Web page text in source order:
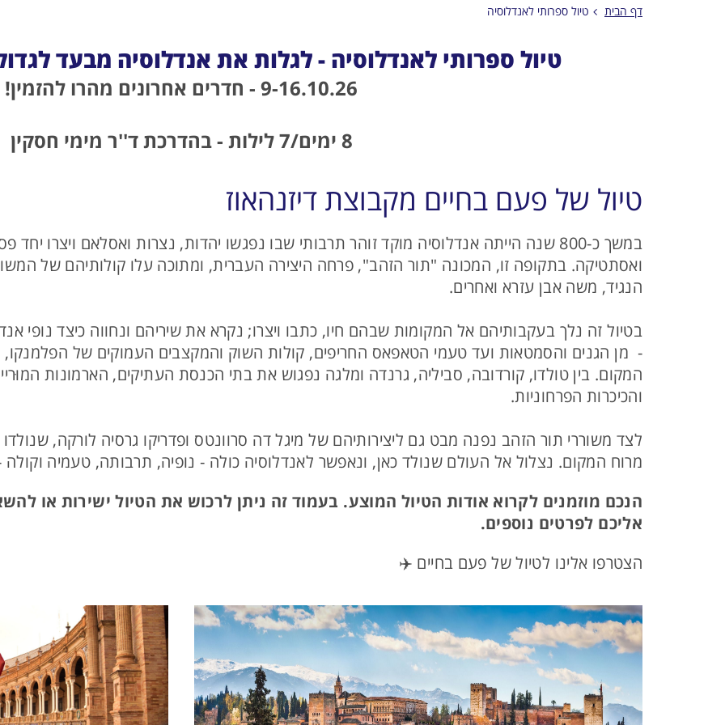
דף הבית טיול ספרותי לאנדלוסיה
טיול ספרותי לאנדלוסיה - לגלות את אנדלוסיה מבעד
9-16.10.26 - חדרים אחרונים מהרו להזמין!
8 ימים/7 לילות - בהדרכת ד''ר מימי חסקין
טיול של פעם בחיים מקבוצת דיזנהאוז
במשך כ-800 שנה הייתה אנדלוסיה מוקד זוהר תרבותי שבו נפגשו יהדות, נצרות ואסלאם ויצרו
ואסתטיקה. בתקופה זו, המכונה "תור הזהב", פרחה היצירה העברית, ומתוכה עלו קולותיהם של
הנגיד, משה אבן עזרא ואחרים.
בטיול זה נלך בעקבותיהם אל המקומות שבהם חיו, כתבו ויצרו; נקרא את שיריהם ונחווה כיצד נופי
- מן הגנים והסמטאות ועד טעמי הטאפאס החריפים, קולות השוק והמקצבים העמוקים של
המקום. בין טולדו, קורדובה, סביליה, גרנדה ומלגה נפגוש את בתי הכנסת העתיקים, הארמונות
והכיכרות הפרחוניות.
לצד משוררי תור הזהב נפנה מבט גם ליצירותיהם של מיגל דה סרוונטס ופדריקו גרסיה לורקה,
מרוח המקום. נצלול אל העולם שנולד כאן, ונאפשר לאנדלוסיה כולה - נופיה, תרבותה, טעמיה
הנכם מוזמנים לקרוא אודות הטיול המוצע. בעמוד זה ניתן לרכוש את הטיול ישירות או
אליכם לפרטים נוספים.
הצטרפו אלינו לטיול של פעם בחיים ✈️